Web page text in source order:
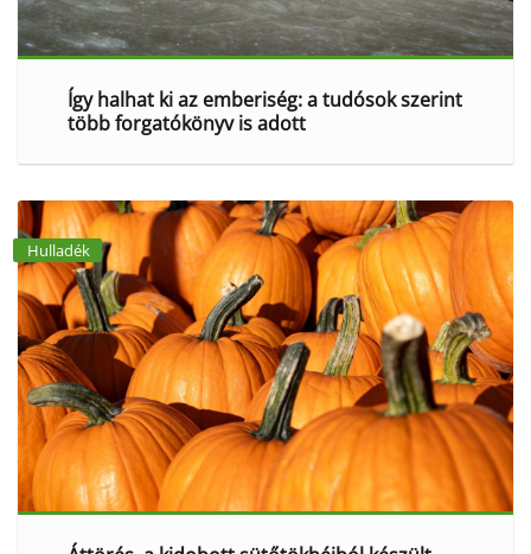
Így halhat ki az emberiség: a tudósok szerint
több forgatókönyv is adott
Hulladék